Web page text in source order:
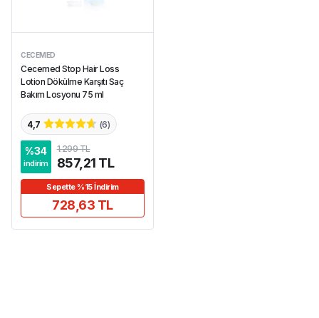
CECEMED
Cecemed Stop Hair Loss
Lotion Dökülme Karşıtı Saç
Bakım Losyonu 75 ml
4,7 (6)
%34
indirim
1.299 TL
857,21 TL
Sepette %15 İndirim
728,63 TL